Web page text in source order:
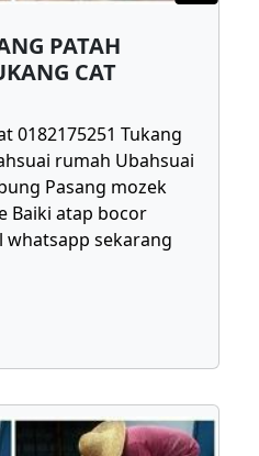
PATAH
CAT
0182175251 Tukang
rumah Ubahsuai
Pasang mozek
Baiki atap bocor
whatsapp sekarang